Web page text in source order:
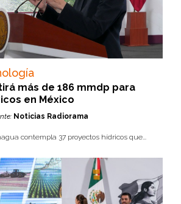
más de 186 mmdp para
en México
Noticias Radiorama
contempla 37 proyectos hídricos que...